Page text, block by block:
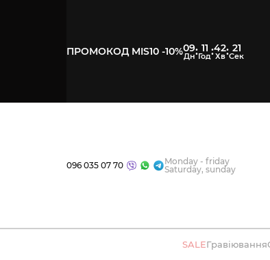
ПРОМОКОД MIS10 -10%09: 11 :42: 20
096 035 07 70 Monday - friday
Saturday, sunday
SALEГравіювання